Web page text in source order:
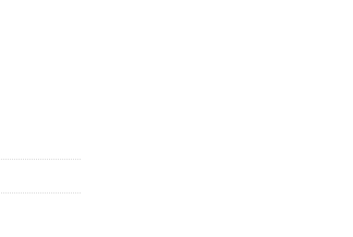
điều khiển xa số lượng